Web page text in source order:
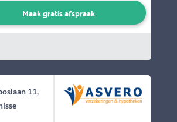
Maak gratis afspraak
11,